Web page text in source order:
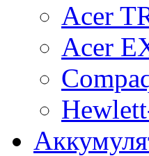
Acer
Acer